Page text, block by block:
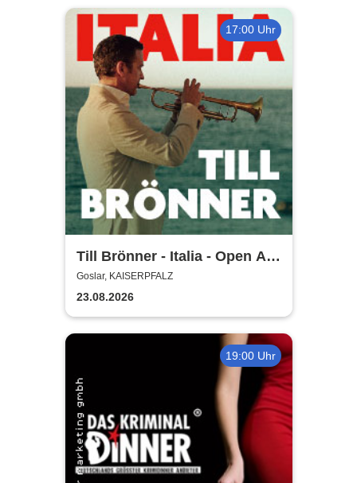
17:00 Uhr
Till Brönner - Italia - Open Air
2026
Goslar, KAISERPFALZ
23.08.2026
19:00 Uhr